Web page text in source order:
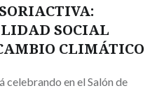
SOCIAL
CLIMÁTICO
celebrando en el Salón de